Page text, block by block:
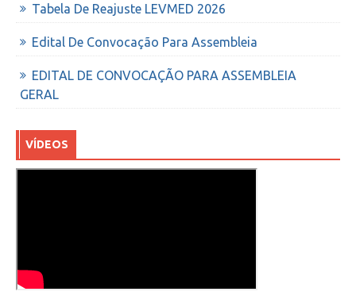
Tabela De Reajuste LEVMED 2026
Edital De Convocação Para Assembleia
EDITAL DE CONVOCAÇÃO PARA ASSEMBLEIA
GERAL
VÍDEOS